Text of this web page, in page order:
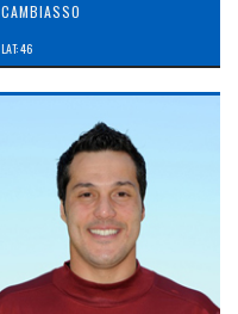
CAMBIASSO
LAT: 46